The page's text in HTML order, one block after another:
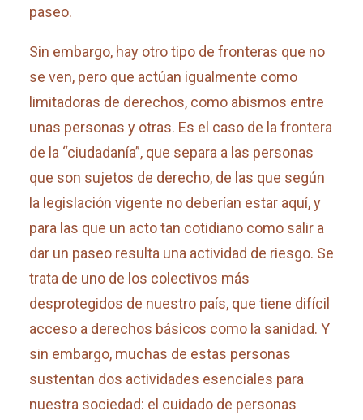
paseo.
Sin embargo, hay otro tipo de fronteras que no
se ven, pero que actúan igualmente como
limitadoras de derechos, como abismos entre
unas personas y otras. Es el caso de la frontera
de la “ciudadanía”, que separa a las personas
que son sujetos de derecho, de las que según
la legislación vigente no deberían estar aquí, y
para las que un acto tan cotidiano como salir a
dar un paseo resulta una actividad de riesgo. Se
trata de uno de los colectivos más
desprotegidos de nuestro país, que tiene difícil
acceso a derechos básicos como la sanidad. Y
sin embargo, muchas de estas personas
sustentan dos actividades esenciales para
nuestra sociedad: el cuidado de personas